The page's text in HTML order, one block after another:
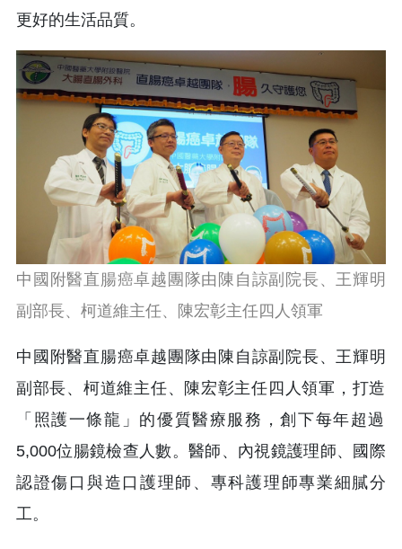
更好的生活品質。
中國附醫直腸癌卓越團隊由陳自諒副院長、王輝明
副部長、柯道維主任、陳宏彰主任四人領軍
中國附醫直腸癌卓越團隊由陳自諒副院長、王輝明
副部長、柯道維主任、陳宏彰主任四人領軍，打造
「照護一條龍」的優質醫療服務，創下每年超過
5,000位腸鏡檢查人數。醫師、內視鏡護理師、國 際
認證傷口與造口護理師、專科護理師專業細膩分
工。